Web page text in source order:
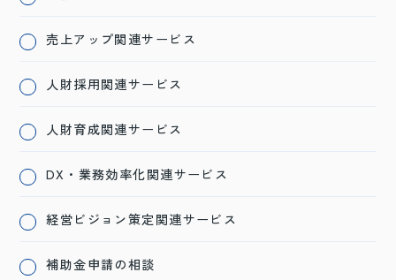
売上アップ関連サービス
人財採用関連サービス
人財育成関連サービス
DX・業務効率化関連サービス
経営ビジョン策定関連サービス
補助金申請の相談